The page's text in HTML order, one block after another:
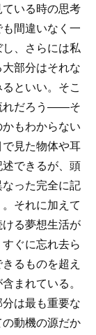
いる時の思考
間違いなく一
、さらには私
部分はそれな
といい。そこ
れだろう――そ
もわからない
見た物体や耳
できるが、頭
った完全に記
それに加えて
る夢想生活が
ぐに忘れ去ら
るものを超え
まれている。
は最も重要な
動機の源だか